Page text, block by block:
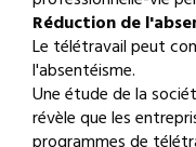
Réduction de
Le télétravail peut
l'absentéisme.
Une étude de la
révèle que les